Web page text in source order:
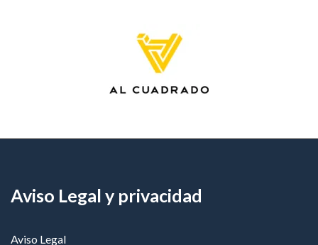
Aviso Legal y privacidad
Aviso Legal